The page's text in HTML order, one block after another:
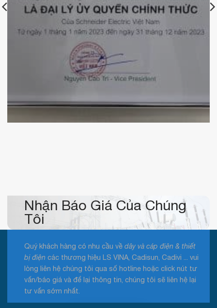
KBElectric
Nhận Báo Giá Của Chúng
Tôi
Quý khách hàng có nhu cầu về dây và cáp điện & thiết
bị điện các thương hiệu LS VINA, Cadisun, Cadivi ... vui
lòng liên hệ chúng tôi qua số hotline hoặc click nút tư
vấn/báo giá và để lại thông tin, chúng tôi sẽ liên hệ lại
tư vấn sớm nhất.